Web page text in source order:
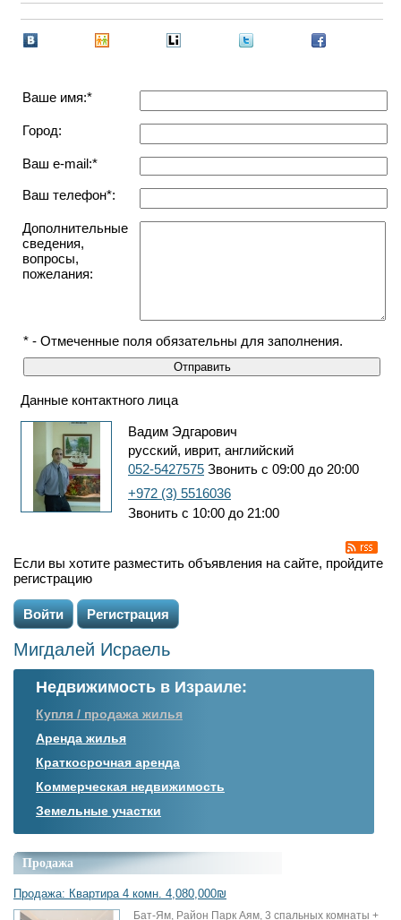
Ваше имя:*
Город:
Ваш e-mail:*
Ваш телефон*:
Дополнительные
сведения,
вопросы,
пожелания:
* - Отмеченные поля обязательны для заполнения.
Данные контактного лица
Вадим Эдгарович
русский, иврит, английский
052-5427575 Звонить с 09:00 до 20:00
+972 (3) 5516036
Звонить с 10:00 до 21:00
Если вы хотите разместить объявления на сайте, пройдите
регистрацию
Войти Регистрация
Мигдалей Исраель
Недвижимость в Израиле:
Купля / продажа жилья
Аренда жилья
Краткосрочная аренда
Коммерческая недвижимость
Земельные участки
Продажа
Продажа: Квартира 4 комн. 4,080,000₪
Бат-Ям, Район Парк Аям, 3 спальных комнаты +